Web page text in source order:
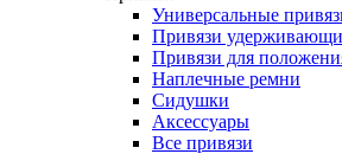
Универсальные
Привязи
Привязи для
Наплечные ремни
Сидушки
Аксессуары
Все привязи